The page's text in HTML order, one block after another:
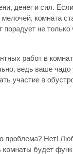
денег и сил.
комната
не только
работ в
ведь ваше чадо
участие в
проблема? Нет!
комнаты будет